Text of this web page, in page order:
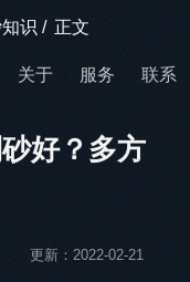
识 / 正文
关于 服务 联系
好？多方
更新：2022-02-21